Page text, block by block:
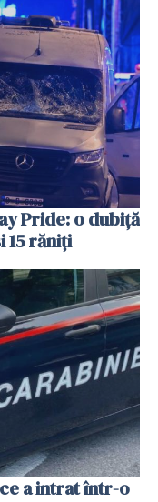
Pride: o dubiță
15 răniți
a intrat într-o